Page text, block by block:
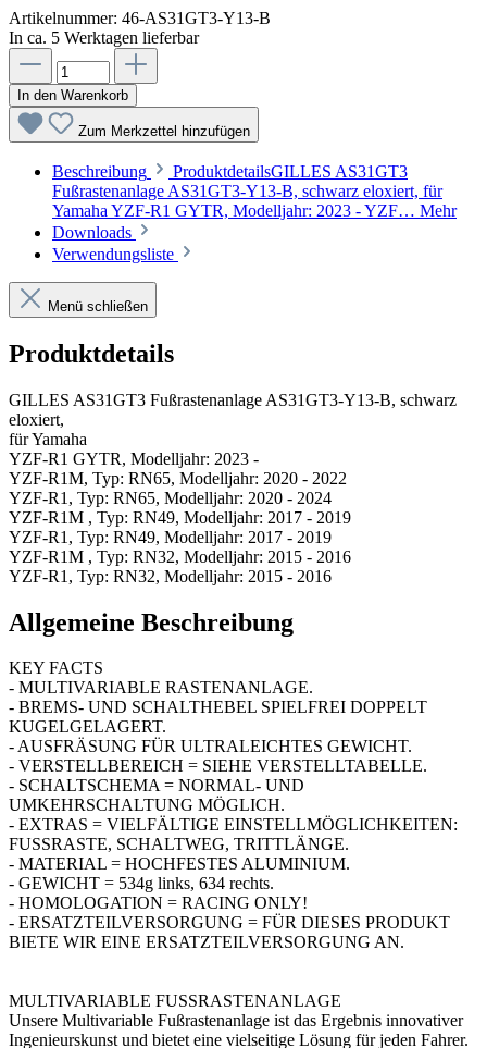
Artikelnummer: 46-AS31GT3-Y13-B
In ca. 5 Werktagen lieferbar
In den Warenkorb
Zum Merkzettel hinzufügen
Beschreibung
ProduktdetailsGILLES AS31GT3
Fußrastenanlage AS31GT3-Y13-B, schwarz eloxiert, für
Yamaha YZF-R1 GYTR, Modelljahr: 2023 - YZF… Mehr
Downloads
Verwendungsliste
Menü schließen
Produktdetails
GILLES AS31GT3 Fußrastenanlage AS31GT3-Y13-B, schwarz
eloxiert,
für Yamaha
YZF-R1 GYTR, Modelljahr: 2023 -
YZF-R1M, Typ: RN65, Modelljahr: 2020 - 2022
YZF-R1, Typ: RN65, Modelljahr: 2020 - 2024
YZF-R1M , Typ: RN49, Modelljahr: 2017 - 2019
YZF-R1, Typ: RN49, Modelljahr: 2017 - 2019
YZF-R1M , Typ: RN32, Modelljahr: 2015 - 2016
YZF-R1, Typ: RN32, Modelljahr: 2015 - 2016
Allgemeine Beschreibung
KEY FACTS
- MULTIVARIABLE RASTENANLAGE.
- BREMS- UND SCHALTHEBEL SPIELFREI DOPPELT
KUGELGELAGERT.
- AUSFRÄSUNG FÜR ULTRALEICHTES GEWICHT.
- VERSTELLBEREICH = SIEHE VERSTELLTABELLE.
- SCHALTSCHEMA = NORMAL- UND
UMKEHRSCHALTUNG MÖGLICH.
- EXTRAS = VIELFÄLTIGE EINSTELLMÖGLICHKEITEN:
FUSSRASTE, SCHALTWEG, TRITTLÄNGE.
- MATERIAL = HOCHFESTES ALUMINIUM.
- GEWICHT = 534g links, 634 rechts.
- HOMOLOGATION = RACING ONLY!
- ERSATZTEILVERSORGUNG = FÜR DIESES PRODUKT
BIETE WIR EINE ERSATZTEILVERSORGUNG AN.
MULTIVARIABLE FUSSRASTENANLAGE
Unsere Multivariable Fußrastenanlage ist das Ergebnis innovativer
Ingenieurskunst und bietet eine vielseitige Lösung für jeden Fahrer.